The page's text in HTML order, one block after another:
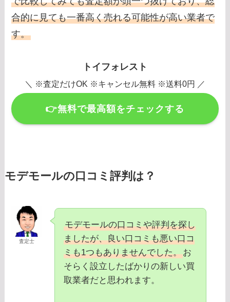
合的に見ても一番高く売れる可能性が高い業者で
す。
トイフォレスト
＼ ※査定だけOK ※キャンセル無料 ※送料0円 ／
👉無料で最高額をチェックする
モデモールの口コミ評判は？
査定士
モデモールの口コミや評判を探し
ましたが、良い口コミも悪い口コ
ミも1つもありませんでした。お
そらく設立したばかりの新しい買
取業者だと思われます。